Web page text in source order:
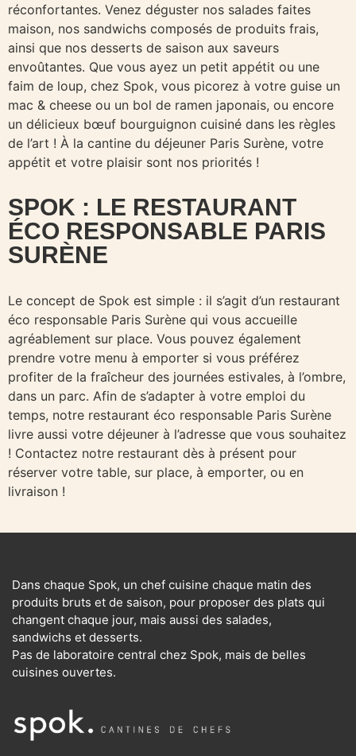
réconfortantes. Venez déguster nos salades faites
maison, nos sandwichs composés de produits frais,
ainsi que nos desserts de saison aux saveurs
envoûtantes. Que vous ayez un petit appétit ou une
faim de loup, chez Spok, vous picorez à votre guise un
mac & cheese ou un bol de ramen japonais, ou encore
un délicieux bœuf bourguignon cuisiné dans les règles
de l’art ! À la cantine du déjeuner Paris Surène, votre
appétit et votre plaisir sont nos priorités !
SPOK : LE RESTAURANT
ÉCO RESPONSABLE PARIS
SURÈNE
Le concept de Spok est simple : il s’agit d’un restaurant
éco responsable Paris Surène qui vous accueille
agréablement sur place. Vous pouvez également
prendre votre menu à emporter si vous préférez
profiter de la fraîcheur des journées estivales, à l’ombre,
dans un parc. Afin de s’adapter à votre emploi du
temps, notre restaurant éco responsable Paris Surène
livre aussi votre déjeuner à l’adresse que vous souhaitez
! Contactez notre restaurant dès à présent pour
réserver votre table, sur place, à emporter, ou en
livraison !
Dans chaque Spok, un chef cuisine chaque matin des
produits bruts et de saison, pour proposer des plats qui
changent chaque jour, mais aussi des salades,
sandwichs et desserts.
Pas de laboratoire central chez Spok, mais de belles
cuisines ouvertes.